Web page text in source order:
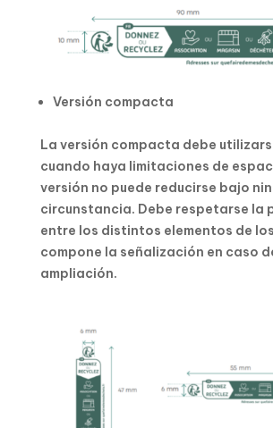
Versión compacta
La versión compacta debe
cuando haya limitaciones de
versión no puede reducirse bajo
circunstancia. Debe respetarse la
entre los distintos elementos de
compone la señalización en caso
ampliación.